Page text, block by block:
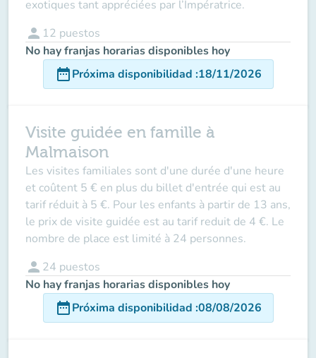
exotiques tant appréciées par l’Impératrice.
person 12 puestos
No hay franjas horarias disponibles hoy
date_rangePróxima disponibilidad :18/11/2026
Visite guidée en famille à
Malmaison
Les visites familiales sont d'une durée d'une heure
et coûtent 5 € en plus du billet d'entrée qui est au
tarif réduit à 5 €. Pour les enfants à partir de 13 ans,
le prix de visite guidée est au tarif reduit de 4 €. Le
nombre de place est limité à 24 personnes.
person 24 puestos
No hay franjas horarias disponibles hoy
date_rangePróxima disponibilidad :08/08/2026